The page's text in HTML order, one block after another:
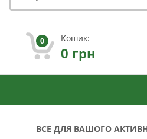
0 Кошик:
0 грн
ВСЕ ДЛЯ ВАШОГО